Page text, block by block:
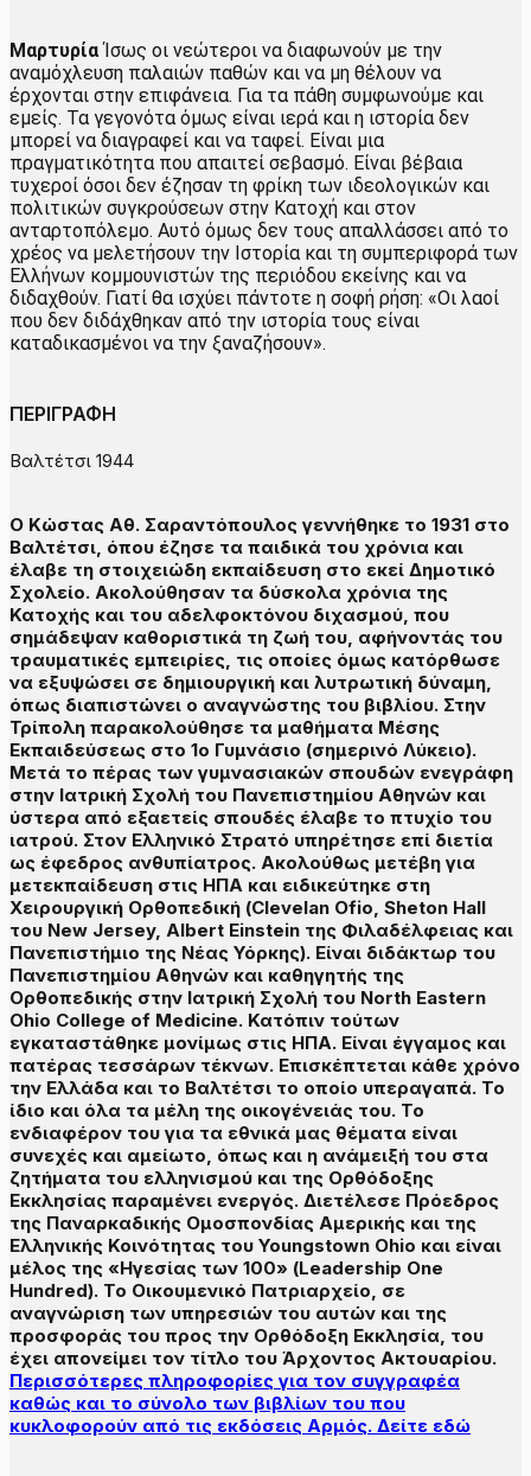
ΜαρτυρίαΊσως οι νεώτεροι να διαφωνούν με την
αναμόχλευση παλαιών παθών και να μη θέλουν να
έρχονται στην επιφάνεια. Για τα πάθη συμφωνούμε και
εμείς. Τα γεγονότα όμως είναι ιερά και η ιστορία δεν
μπορεί να διαγραφεί και να ταφεί. Είναι μια
πραγματικότητα που απαιτεί σεβασμό. Είναι βέβαια
τυχεροί όσοι δεν έζησαν τη φρίκη των ιδεολογικών και
πολιτικών συγκρούσεων στην Κατοχή και στον
ανταρτοπόλεμο. Αυτό όμως δεν τους απαλλάσσει από το
χρέος να μελετήσουν την Ιστορία και τη συμπεριφορά των
Ελλήνων κομμουνιστών της περιόδου εκείνης και να
διδαχθούν. Γιατί θα ισχύει πάντοτε η σοφή ρήση: «Οι λαοί
που δεν διδάχθηκαν από την ιστορία τους είναι
καταδικασμένοι να την ξαναζήσουν».
ΠΕΡΙΓΡΑΦΗ
Βαλτέτσι 1944
Ο Κώστας Αθ. Σαραντόπουλος γεννήθηκε το 1931 στο
Βαλτέτσι, όπου έζησε τα παιδικά του χρόνια και
έλαβε τη στοιχειώδη εκπαίδευση στο εκεί Δημοτικό
Σχολείο. Ακολούθησαν τα δύσκολα χρόνια της
Κατοχής και του αδελφοκτόνου διχασμού, που
σημάδεψαν καθοριστικά τη ζωή του, αφήνοντάς του
τραυματικές εμπειρίες, τις οποίες όμως κατόρθωσε
να εξυψώσει σε δημιουργική και λυτρωτική δύναμη,
όπως διαπιστώνει ο αναγνώστης του βιβλίου. Στην
Τρίπολη παρακολούθησε τα μαθήματα Μέσης
Εκπαιδεύσεως στο 1ο Γυμνάσιο (σημερινό Λύκειο).
Μετά το πέρας των γυμνασιακών σπουδών ενεγράφη
στην Ιατρική Σχολή του Πανεπιστημίου Αθηνών και
ύστερα από εξαετείς σπουδές έλαβε το πτυχίο του
ιατρού. Στον Ελληνικό Στρατό υπηρέτησε επί διετία
ως έφεδρος ανθυπίατρος. Ακολούθως μετέβη για
μετεκπαίδευση στις ΗΠΑ και ειδικεύτηκε στη
Χειρουργική Ορθοπεδική (Clevelan Ofio, Sheton Hall
του New Jersey, Albert Einstein της Φιλαδέλφειας και
Πανεπιστήμιο της Νέας Υόρκης). Είναι διδάκτωρ του
Πανεπιστημίου Αθηνών και καθηγητής της
Ορθοπεδικής στην Ιατρική Σχολή του North Eastern
Ohio College of Medicine. Κατόπιν τούτων
εγκαταστάθηκε μονίμως στις ΗΠΑ. Είναι έγγαμος και
πατέρας τεσσάρων τέκνων. Επισκέπτεται κάθε χρόνο
την Ελλάδα και το Βαλτέτσι το οποίο υπεραγαπά. Το
ίδιο και όλα τα μέλη της οικογένειάς του. Το
ενδιαφέρον του για τα εθνικά μας θέματα είναι
συνεχές και αμείωτο, όπως και η ανάμειξή του στα
ζητήματα του ελληνισμού και της Ορθόδοξης
Εκκλησίας παραμένει ενεργός. Διετέλεσε Πρόεδρος
της Παναρκαδικής Ομοσπονδίας Αμερικής και της
Ελληνικής Κοινότητας του Youngstown Ohio και είναι
μέλος της «Ηγεσίας των 100» (Leadership One
Hundred). Το Οικουμενικό Πατριαρχείο, σε
αναγνώριση των υπηρεσιών του αυτών και της
προσφοράς του προς την Ορθόδοξη Εκκλησία, του
έχει απονείμει τον τίτλο του Άρχοντος Ακτουαρίου.
Περισσότερες πληροφορίες για τον συγγραφέα
καθώς και το σύνολο των βιβλίων του που
κυκλοφορούν από τις εκδόσεις Αρμός. Δείτε εδώ